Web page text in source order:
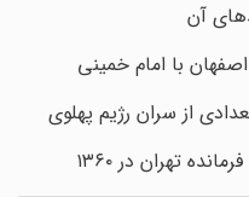
آن
با امام خمینی
از سران رژیم پهلوی
تهران در ۱۳۶۰